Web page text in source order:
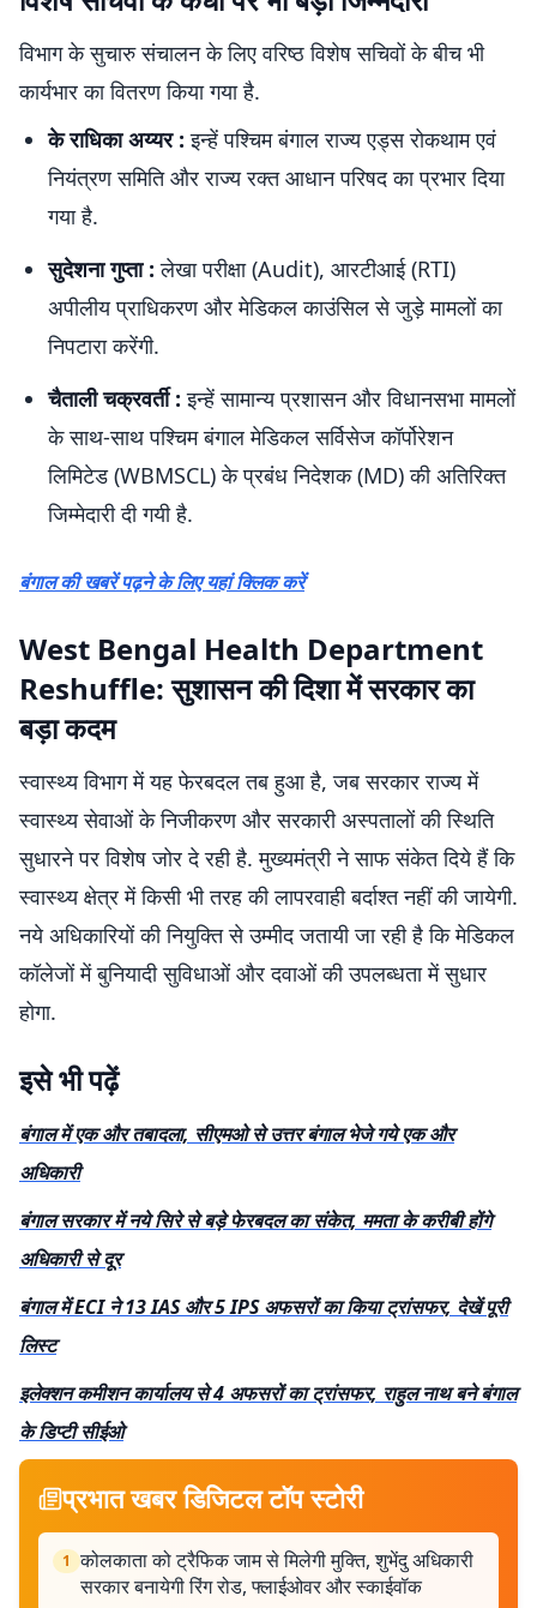
विभाग के सुचारु संचालन के लिए वरिष्ठ विशेष सचिवों के बीच भी
कार्यभार का वितरण किया गया है.
के राधिका अय्यर :इन्हें पश्चिम बंगाल राज्य एड्स रोकथाम एवं
नियंत्रण समिति और राज्य रक्त आधान परिषद का प्रभार दिया
गया है.
सुदेशना गुप्ता :लेखा परीक्षा (Audit), आरटीआई (RTI)
अपीलीय प्राधिकरण और मेडिकल काउंसिल से जुड़े मामलों का
निपटारा करेंगी.
चैताली चक्रवर्ती :इन्हें सामान्य प्रशासन और विधानसभा मामलों
के साथ-साथ पश्चिम बंगाल मेडिकल सर्विसेज कॉर्पोरेशन
लिमिटेड (WBMSCL) के प्रबंध निदेशक (MD) की अतिरिक्त
जिम्मेदारी दी गयी है.
बंगाल की खबरें पढ़ने के लिए यहां क्लिक करें
West Bengal Health Department
Reshuffle: सुशासन की दिशा में सरकार का
बड़ा कदम
स्वास्थ्य विभाग में यह फेरबदल तब हुआ है, जब सरकार राज्य में
स्वास्थ्य सेवाओं के निजीकरण और सरकारी अस्पतालों की स्थिति
सुधारने पर विशेष जोर दे रही है. मुख्यमंत्री ने साफ संकेत दिये हैं कि
स्वास्थ्य क्षेत्र में किसी भी तरह की लापरवाही बर्दाश्त नहीं की जायेगी.
नये अधिकारियों की नियुक्ति से उम्मीद जतायी जा रही है कि मेडिकल
कॉलेजों में बुनियादी सुविधाओं और दवाओं की उपलब्धता में सुधार
होगा.
इसे भी पढ़ें
बंगाल में एक और तबादला, सीएमओ से उत्तर बंगाल भेजे गये एक और
अधिकारी
बंगाल सरकार में नये सिरे से बड़े फेरबदल का संकेत, ममता के करीबी होंगे
अधिकारी से दूर
बंगाल में ECI ने 13 IAS और 5 IPS अफसरों का किया ट्रांसफर, देखें पूरी
लिस्ट
इलेक्शन कमीशन कार्यालय से 4 अफसरों का ट्रांसफर, राहुल नाथ बने बंगाल
के डिप्टी सीईओ
प्रभात खबर डिजिटल टॉप स्टोरी
1 कोलकाता को ट्रैफिक जाम से मिलेगी मुक्ति, शुभेंदु अधिकारी
सरकार बनायेगी रिंग रोड, फ्लाईओवर और स्काईवॉक